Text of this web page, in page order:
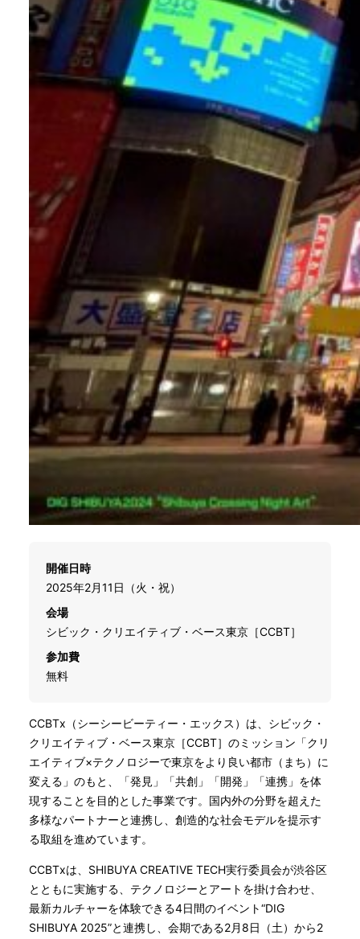
開催日時
2025年2月11日（火・祝）
会場
シビック・クリエイティブ・ベース東京［CCBT］
参加費
無料
CCBTx（シーシービーティー・エックス）は、シビック・
クリエイティブ・ベース東京［CCBT］のミッション「クリ
エイティブ×テクノロジーで東京をより良い都市（まち）に
変える」のもと、「発見」「共創」「開発」「連携」を体
現することを目的とした事業です。国内外の分野を超えた
多様なパートナーと連携し、創造的な社会モデルを提示す
る取組を進めています。
CCBTxは、SHIBUYA CREATIVE TECH実行委員会が渋谷区
とともに実施する、テクノロジーとアートを掛け合わせ、
最新カルチャーを体験できる4日間のイベント“DIG
SHIBUYA 2025”と連携し、会期である2月8日（土）から2